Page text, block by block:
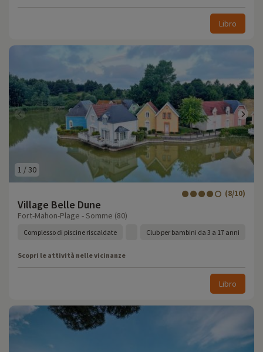
Libro
1 /30
Village Belle Dune
(8/10)
Fort-Mahon-Plage - Somme (80)
Complesso di piscine riscaldate Club per bambini da 3 a 17 anni
Scopri le attività nelle vicinanze
Libro